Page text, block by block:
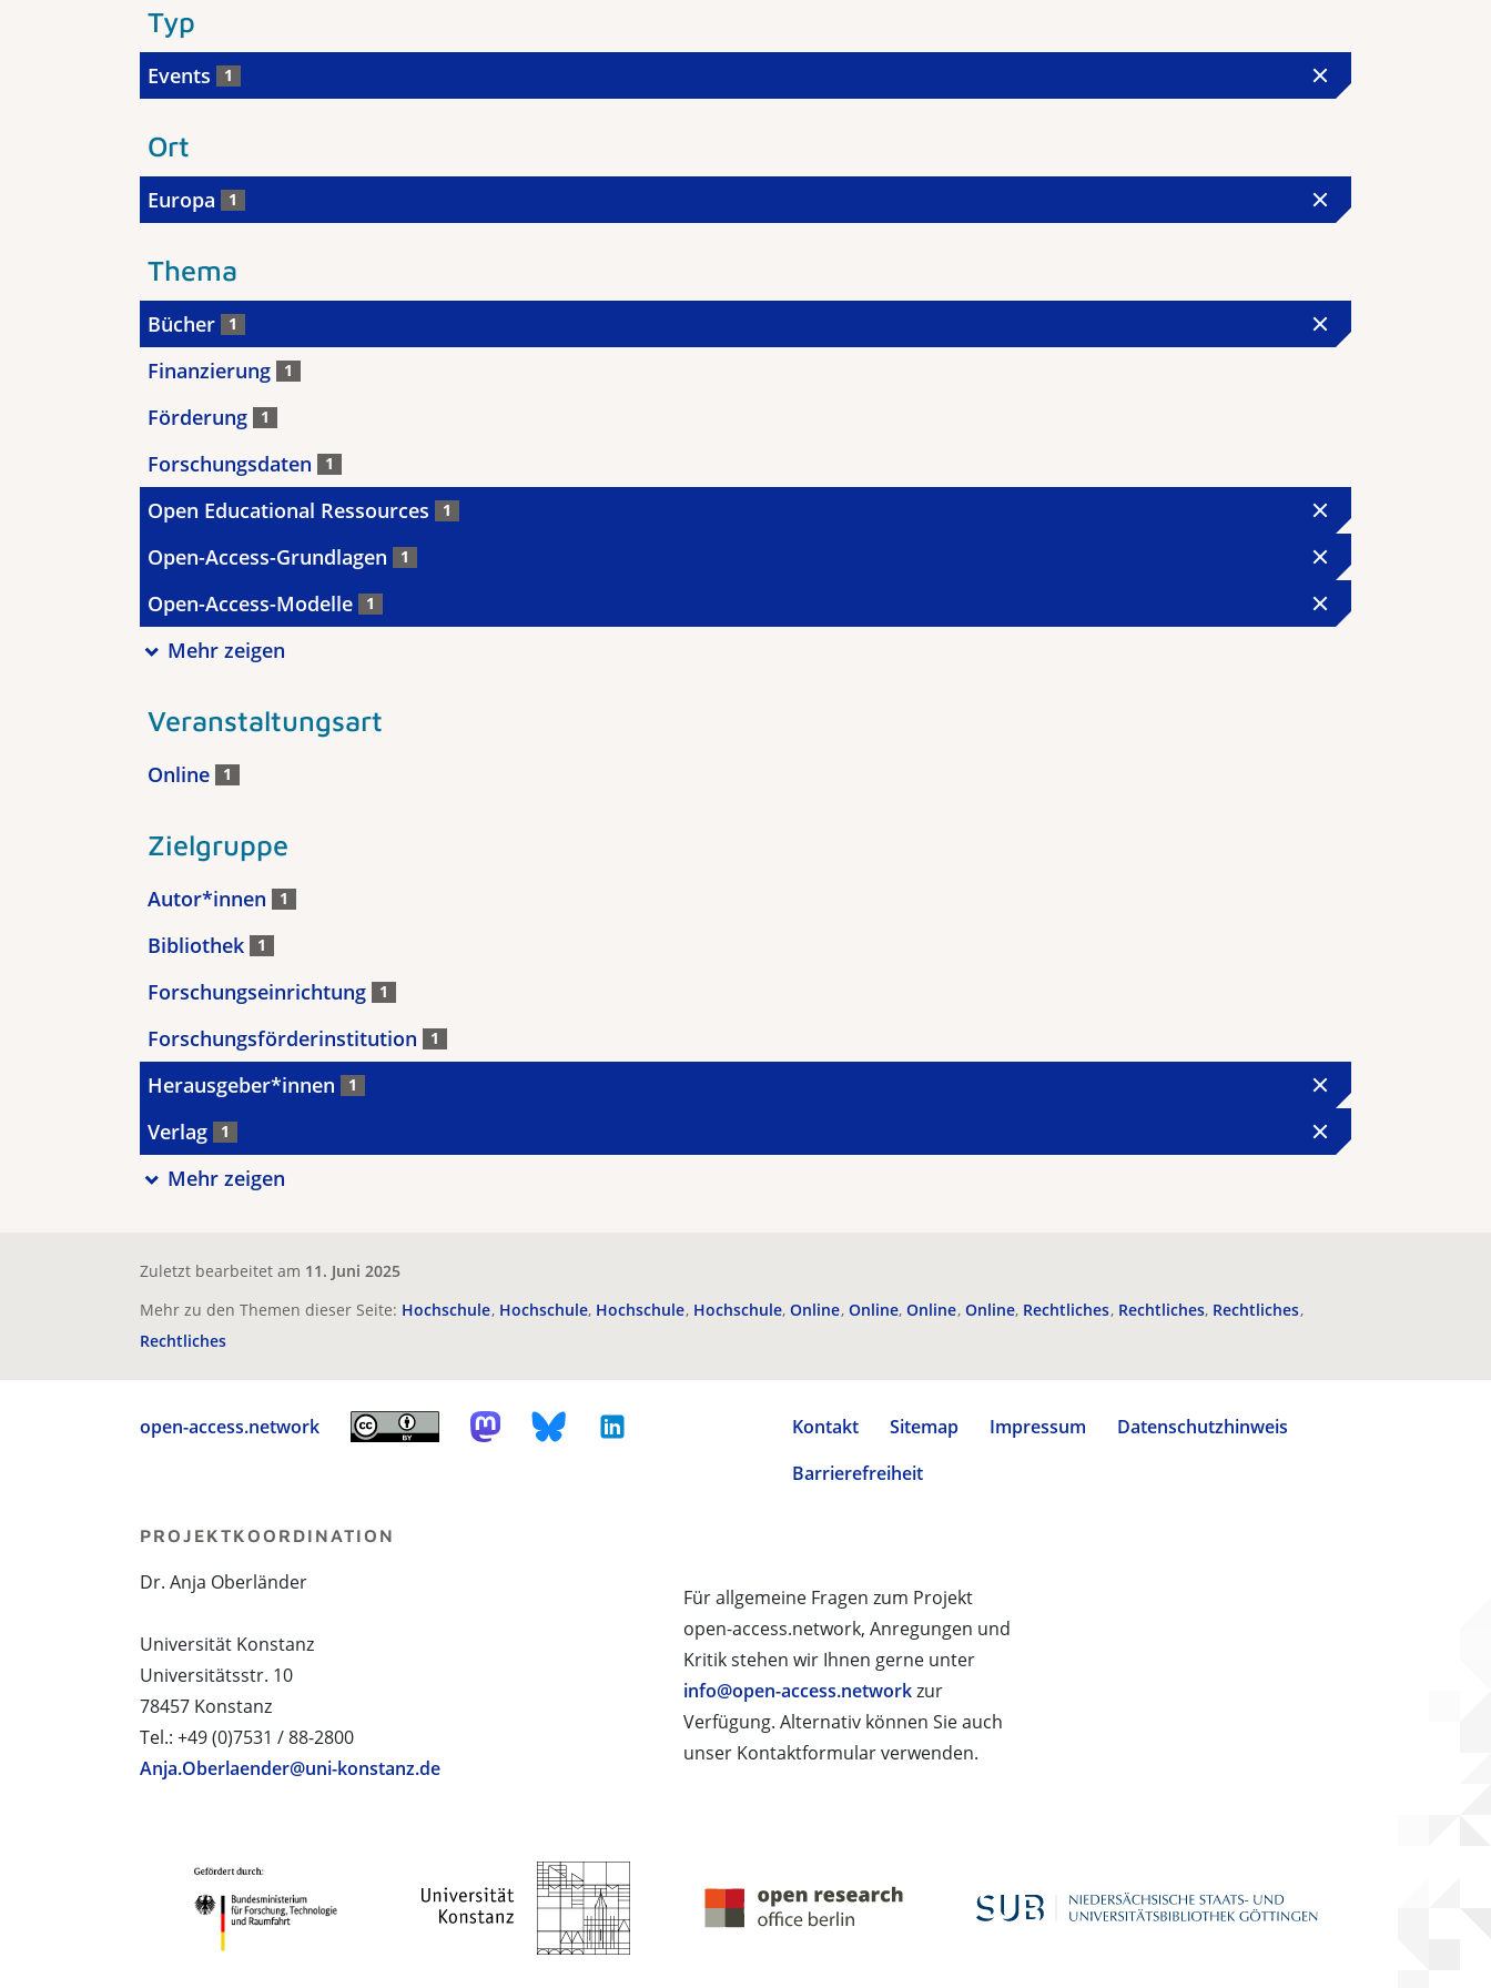
Typ
Events 1
Ort
Europa 1
Thema
Bücher 1
Finanzierung 1
Förderung 1
Forschungsdaten 1
Open Educational Ressources 1
Open-Access-Grundlagen 1
Open-Access-Modelle 1
Mehr zeigen
Veranstaltungsart
Online 1
Zielgruppe
Autor*innen 1
Bibliothek 1
Forschungseinrichtung 1
Forschungsförderinstitution 1
Herausgeber*innen 1
Verlag 1
Mehr zeigen
Zuletzt bearbeitet am 11. Juni 2025
Mehr zu den Themen dieser Seite: Hochschule Hochschule Hochschule Hochschule Online Online Online Online Rechtliches Rechtliches Rechtliches
Rechtliches
open-access.network Kontakt Sitemap Impressum
Datenschutzhinweis
Barrierefreiheit
Für allgemeine Fragen zum Projekt
open-access.network, Anregungen und
Kritik stehen wir Ihnen gerne unter
info@open-access.networkzur
Verfügung. Alternativ können Sie auch
unser Kontaktformular verwenden.
PROJEKTKOORDINATION
Dr. Anja Oberländer
Universität Konstanz
Universitätsstr. 10
78457 Konstanz
Tel.: +49 (0)7531 / 88-2800
Anja.Oberlaender@uni-konstanz.de